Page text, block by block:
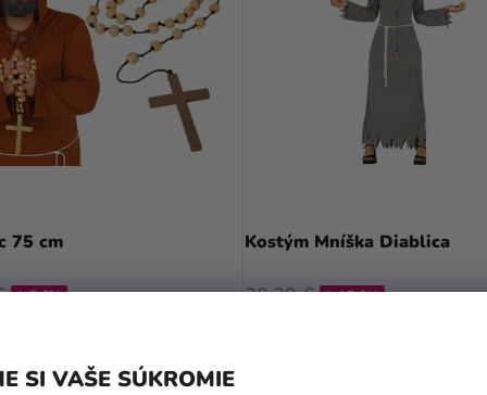
SI VAŠE SÚKROMIE
75 cm
(–9 %)
DO KOŠÍKA
Kostým Mníška Diablica
hodnotenie
30,39 € (–12 %)